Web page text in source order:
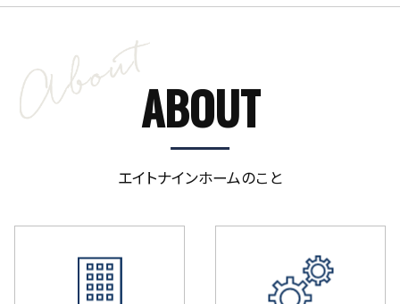
ABOUT
エイトナインホームのこと